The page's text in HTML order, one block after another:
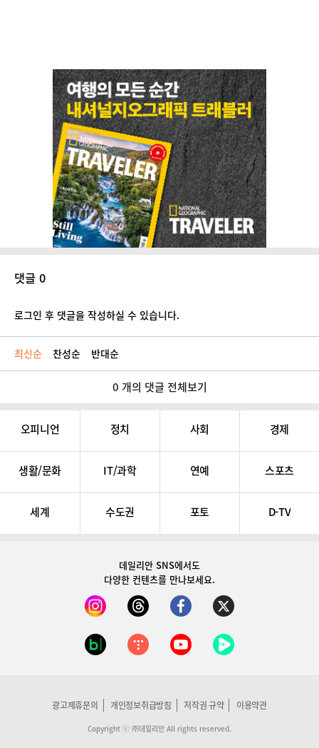
댓글 0
로그인 후 댓글을 작성하실 수 있습니다.
최신순 찬성순 반대순
0 개의 댓글 전체보기
오피니언 정치 사회 경제
생활/문화 IT/과학 연예 스포츠
세계 수도권 포토 D-TV
데일리안 SNS에서도
다양한 컨텐츠를 만나보세요.
광고제휴문의 개인정보취급방침 저작권 규약 이용약관
Copyright ⓒ ㈜데일리안 All rights reserved.